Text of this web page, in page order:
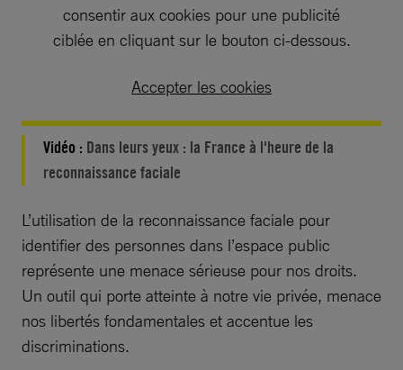
consentir aux cookies pour une publicité
ciblée en cliquant sur le bouton ci-dessous.
Accepter les cookies
Vidéo : Dans leurs yeux : la France à l'heure de la
reconnaissance faciale
L’utilisation de la reconnaissance faciale pour
identifier des personnes dans l’espace public
représente une menace sérieuse pour nos droits.
Un outil qui porte atteinte à notre vie privée, menace
nos libertés fondamentales et accentue les
discriminations.